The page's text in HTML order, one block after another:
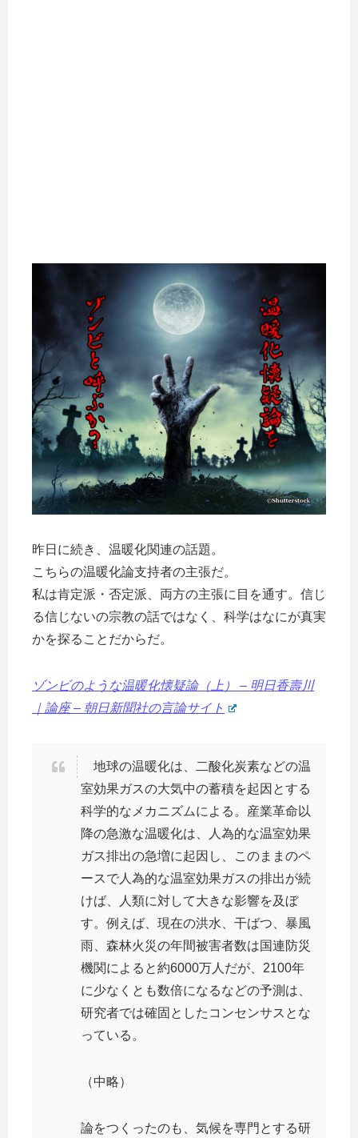
昨日に続き、温暖化関連の話題。
こちらの温暖化論支持者の主張だ。
私は肯定派・否定派、両方の主張に目を通す。信じ
る信じないの宗教の話ではなく、科学はなにが真実
かを探ることだからだ。
ゾンビのような温暖化懐疑論（上） – 明日香壽川
｜論座 – 朝日新聞社の言論サイト
地球の温暖化は、二酸化炭素などの温
室効果ガスの大気中の蓄積を起因とする
科学的なメカニズムによる。産業革命以
降の急激な温暖化は、人為的な温室効果
ガス排出の急増に起因し、このままのペ
ースで人為的な温室効果ガスの排出が続
けば、人類に対して大きな影響を及ぼ
す。例えば、現在の洪水、干ばつ、暴風
雨、森林火災の年間被害者数は国連防災
機関によると約6000万人だが、2100年
に少なくとも数倍になるなどの予測は、
研究者では確固としたコンセンサスとな
っている。
（中略）
論をつくったのも、気候を専門とする研